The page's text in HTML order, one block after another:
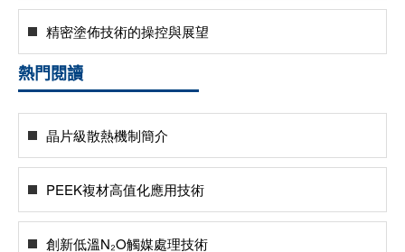
精密塗佈技術的操控與展望
熱門閱讀
晶片級散熱機制簡介
PEEK複材高值化應用技術
創新低溫N₂O觸媒處理技術